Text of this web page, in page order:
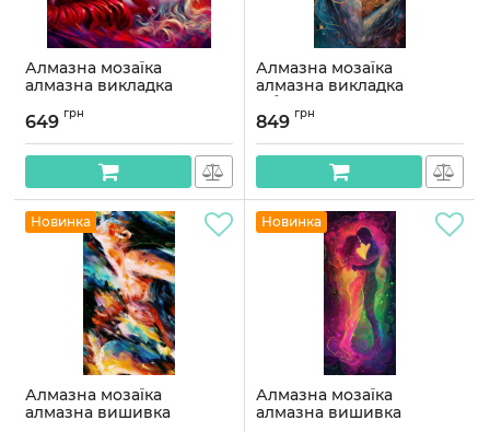
Алмазна мозаїка
алмазна викладка
OG00778SB
Артикул:OG00778SB
649 грн
Алмазна мозаїка
алмазна викладка
Обійми 70x40
OG00768SB
Артикул:OG00768SB
849 грн
Новинка
Алмазна мозаїка
алмазна вишивка
Новинка
Алмазна мозаїка
алмазна вишивка